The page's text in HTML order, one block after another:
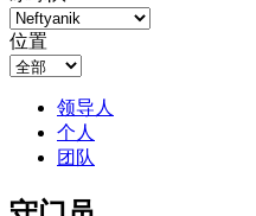
位置
领导人
个人
团队